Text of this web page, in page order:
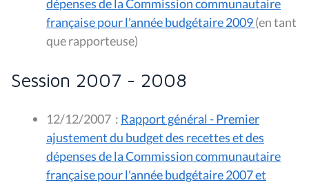
dépenses de la Commission communautaire
française pour l'année budgétaire 2009(en tant
que rapporteuse)
Session 2007 - 2008
12/12/2007 : Rapport général - Premier
ajustement du budget des recettes et des
dépenses de la Commission communautaire
française pour l'année budgétaire 2007 et